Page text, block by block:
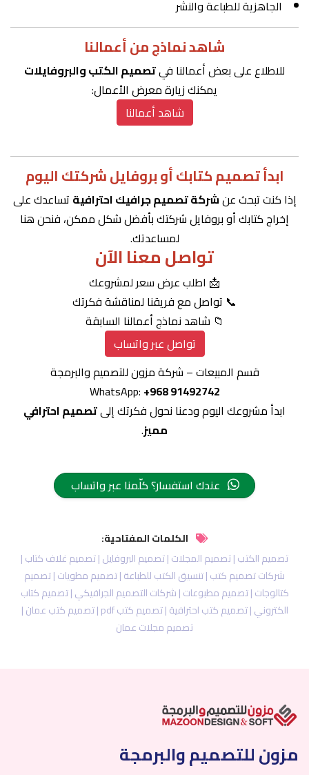
الجاهزية للطباعة والنشر
شاهد نماذج من أعمالنا
للاطلاع على بعض أعمالنا فيتصميم الكتب والبروفايلات
يمكنك زيارة معرض الأعمال:
شاهد أعمالنا
ابدأ تصميم كتابك أو بروفايل شركتك اليوم
إذا كنت تبحث عنشركة تصميم جرافيك احترافية تساعدك على
إخراج كتابك أو بروفايل شركتك بأفضل شكل ممكن، فنحن هنا
لمساعدتك.
تواصل معنا الآن
📩 اطلب عرض سعر لمشروعك
📞 تواصل مع فريقنا لمناقشة فكرتك
📁 شاهد نماذج أعمالنا السابقة
تواصل عبر واتساب
قسم المبيعات – شركة مزون للتصميم والبرمجة
WhatsApp: +968 91492742
ابدأ مشروعك اليوم ودعنا نحول فكرتك إلىتصميم احترافي
مميز.
عندك استفسار؟ كلّمنا عبر واتساب
الكلمات المفتاحية:
تصميم الكتب | تصميم المجلات | تصميم البروفايل | تصميم غلاف كتاب |
شركات تصميم كتب | تنسيق الكتب للطباعة | تصميم مطويات | تصميم
كتالوجات | تصميم مطبوعات | شركات التصميم الجرافيكي | تصميم كتاب
الكتروني | تصميم كتب احترافية | تصميم كتب pdf | تصميم كتب عمان |
تصميم مجلات عمان
مزون للتصميم والبرمجة